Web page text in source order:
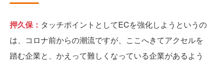
押久保： タッチポイントとしてECを強化しようというの
は、コロナ前からの潮流ですが、ここへきてアクセルを
踏む企業と、かえって難しくなっている企業があるよう